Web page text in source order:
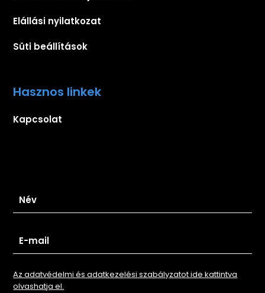
Elállási nyilatkozat
Süti beállítások
Hasznos linkek
Kapcsolat
Az adatvédelmi és adatkezelési szabályzatot ide kattintva
olvashatja el.